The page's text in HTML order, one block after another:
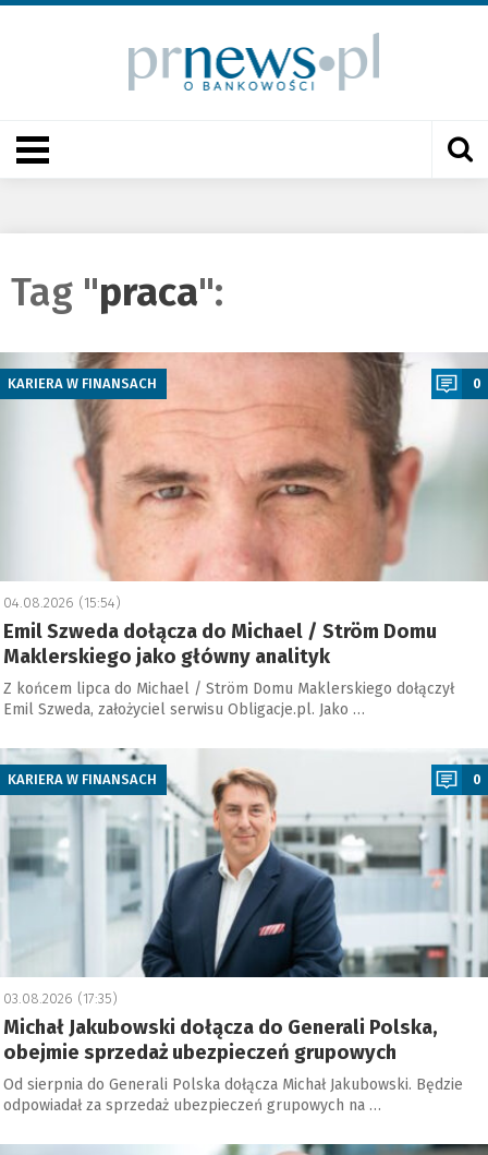
Tag "praca":
KARIERA W FINANSACH 0
04.08.2026 (15:54)
Emil Szweda dołącza do Michael / Ström Domu
Maklerskiego jako główny analityk
Z końcem lipca do Michael / Ström Domu Maklerskiego dołączył
Emil Szweda, założyciel serwisu Obligacje.pl. Jako …
KARIERA W FINANSACH 0
03.08.2026 (17:35)
Michał Jakubowski dołącza do Generali Polska,
obejmie sprzedaż ubezpieczeń grupowych
Od sierpnia do Generali Polska dołącza Michał Jakubowski. Będzie
odpowiadał za sprzedaż ubezpieczeń grupowych na …